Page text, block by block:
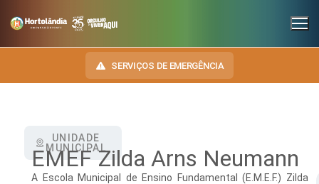
SERVIÇOS DE EMERGÊNCIA
INSTITUCIONAL
SECRETARIAS
TRANSPARÊNCIA
UNIDADE
MUNICIPAL
EMEF Zilda Arns Neumann
A Escola Municipal de Ensino Fundamental (E.M.E.F.) Zilda